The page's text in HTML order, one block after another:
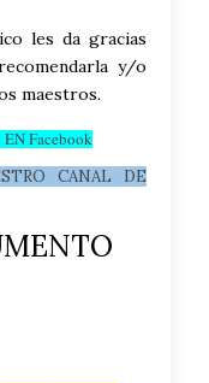
les da gracias
y/o
maestros.
Facebook
CANAL DE